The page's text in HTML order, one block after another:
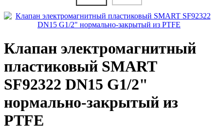
Клапан электромагнитный
пластиковый SMART
SF92322 DN15 G1/2"
нормально-закрытый из
PTFE